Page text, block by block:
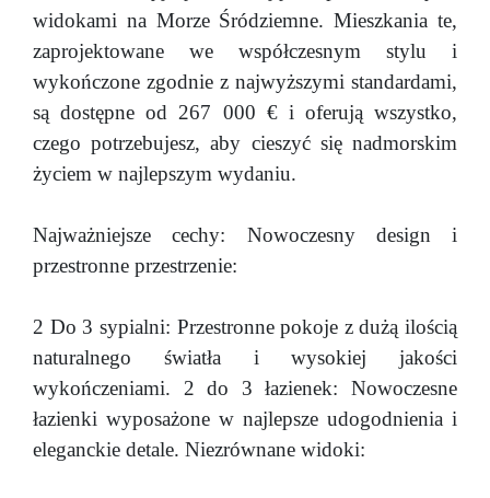
widokami na Morze Śródziemne. Mieszkania te,
zaprojektowane we współczesnym stylu i
wykończone zgodnie z najwyższymi standardami,
są dostępne od 267 000 € i oferują wszystko,
czego potrzebujesz, aby cieszyć się nadmorskim
życiem w najlepszym wydaniu.
Najważniejsze cechy: Nowoczesny design i
przestronne przestrzenie:
2 Do 3 sypialni: Przestronne pokoje z dużą ilością
naturalnego światła i wysokiej jakości
wykończeniami. 2 do 3 łazienek: Nowoczesne
łazienki wyposażone w najlepsze udogodnienia i
eleganckie detale. Niezrównane widoki: